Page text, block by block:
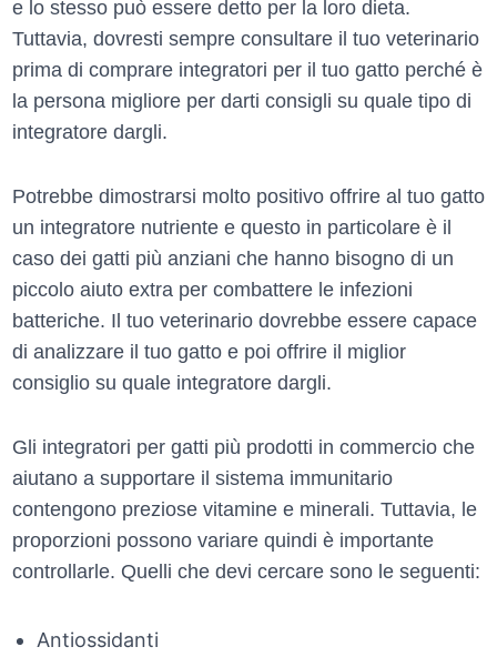
e lo stesso può essere detto per la loro dieta.
Tuttavia, dovresti sempre consultare il tuo veterinario
prima di comprare integratori per il tuo gatto perché è
la persona migliore per darti consigli su quale tipo di
integratore dargli.
Potrebbe dimostrarsi molto positivo offrire al tuo gatto
un integratore nutriente e questo in particolare è il
caso dei gatti più anziani che hanno bisogno di un
piccolo aiuto extra per combattere le infezioni
batteriche. Il tuo veterinario dovrebbe essere capace
di analizzare il tuo gatto e poi offrire il miglior
consiglio su quale integratore dargli.
Gli integratori per gatti più prodotti in commercio che
aiutano a supportare il sistema immunitario
contengono preziose vitamine e minerali. Tuttavia, le
proporzioni possono variare quindi è importante
controllarle. Quelli che devi cercare sono le seguenti:
Antiossidanti